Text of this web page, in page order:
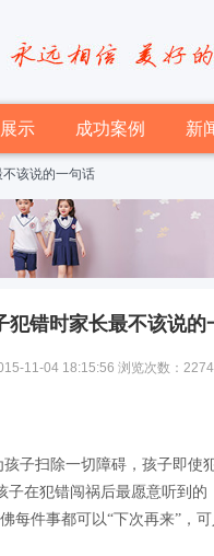
示 成功案例 新
该说的一句话
犯错时家长最不该说的
11-04 18:15:56 浏览次数：2274
子扫除一切障碍，孩子即使
子在犯错闯祸后最愿意听到
每件事都可以“下次再来”，